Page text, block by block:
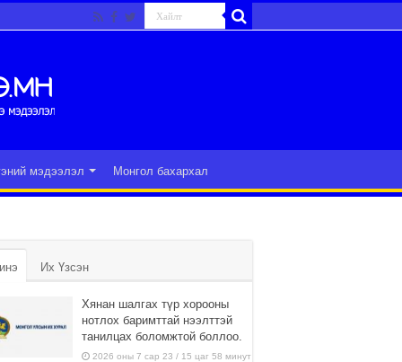
мэдээлэл Монгол бахархал
Их Үзсэн
Хянан шалгах түр хорооны
нотлох баримттай нээлттэй
танилцах боломжтой боллоо.
2026 оны 7 сар 23 / 15 цаг 58 минут